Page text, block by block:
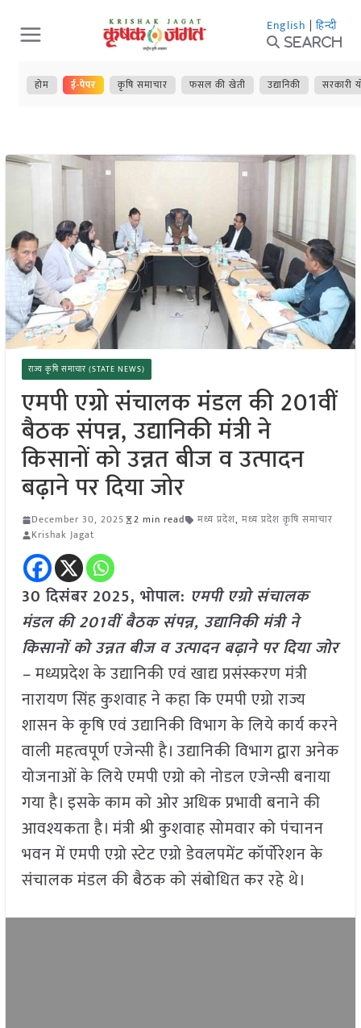
Skip
to
content
English | हिन्दी
Search
होम ई-पेपर कृषि समाचार फसल की खेती उद्यानिकी सरकारी
राज्य कृषि समाचार (STATE NEWS)
एमपी एग्रो संचालक मंडल की 201वीं
बैठक संपन्न, उद्यानिकी मंत्री ने
किसानों को उन्नत बीज व उत्पादन
बढ़ाने पर दिया जोर
December 30, 2025 2 min read मध्य प्रदेश, मध्य प्रदेश कृषि समाचार
Krishak Jagat
30 दिसंबर 2025, भोपाल: एमपी एग्रो संचालक
मंडल की 201वीं बैठक संपन्न, उद्यानिकी मंत्री ने
किसानों को उन्नत बीज व उत्पादन बढ़ाने पर दिया जोर
–मध्यप्रदेश के उद्यानिकी एवं खाद्य प्रसंस्करण मंत्री
नारायण सिंह कुशवाह ने कहा कि एमपी एग्रो राज्य
शासन के कृषि एवं उद्यानिकी विभाग के लिये कार्य करने
वाली महत्वपूर्ण एजेन्सी है। उद्यानिकी विभाग द्वारा अनेक
योजनाओं के लिये एमपी एग्रो को नोडल एजेन्सी बनाया
गया है। इसके काम को ओर अधिक प्रभावी बनाने की
आवश्यकता है। मंत्री श्री कुशवाह सोमवार को पंचानन
भवन में एमपी एग्रो स्टेट एग्रो डेवलपमेंट कॉर्पोरेशन के
संचालक मंडल की बैठक को संबोधित कर रहे थे।